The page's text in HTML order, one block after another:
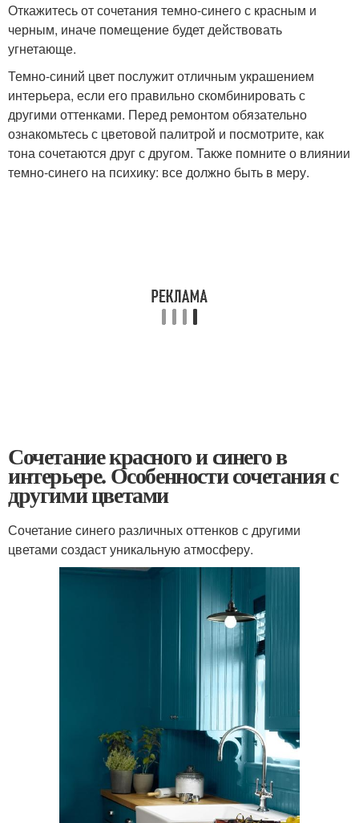
Откажитесь от сочетания темно-синего с красным и
черным, иначе помещение будет действовать
угнетающе.
Темно-синий цвет послужит отличным украшением
интерьера, если его правильно скомбинировать с
другими оттенками. Перед ремонтом обязательно
ознакомьтесь с цветовой палитрой и посмотрите, как
тона сочетаются друг с другом. Также помните о влиянии
темно-синего на психику: все должно быть в меру.
Сочетание красного и синего в
интерьере. Особенности сочетания с
другими цветами
Сочетание синего различных оттенков с другими
цветами создаст уникальную атмосферу.